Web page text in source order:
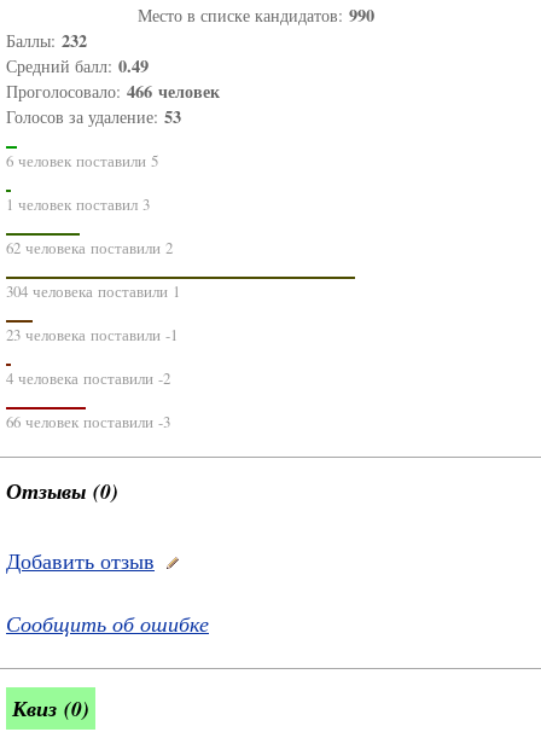
Место в списке кандидатов: 990
Баллы: 232
Средний балл: 0.49
Проголосовало: 466 человек
Голосов за удаление: 53
6 человек поставили 5
1 человек поставил 3
62 человека поставили 2
304 человека поставили 1
23 человека поставили -1
4 человека поставили -2
66 человек поставили -3
Отзывы (0)
Добавить отзыв
Сообщить об ошибке
Квиз (0)